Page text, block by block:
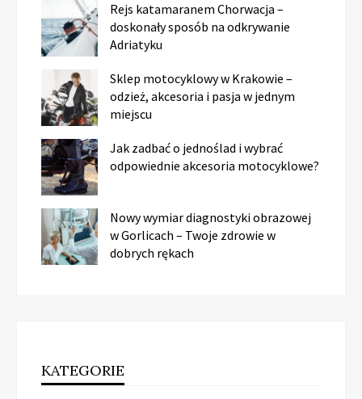
Rejs katamaranem Chorwacja –
doskonały sposób na odkrywanie
Adriatyku
Sklep motocyklowy w Krakowie –
odzież, akcesoria i pasja w jednym
miejscu
Jak zadbać o jednoślad i wybrać
odpowiednie akcesoria motocyklowe?
Nowy wymiar diagnostyki obrazowej
w Gorlicach – Twoje zdrowie w
dobrych rękach
KATEGORIE